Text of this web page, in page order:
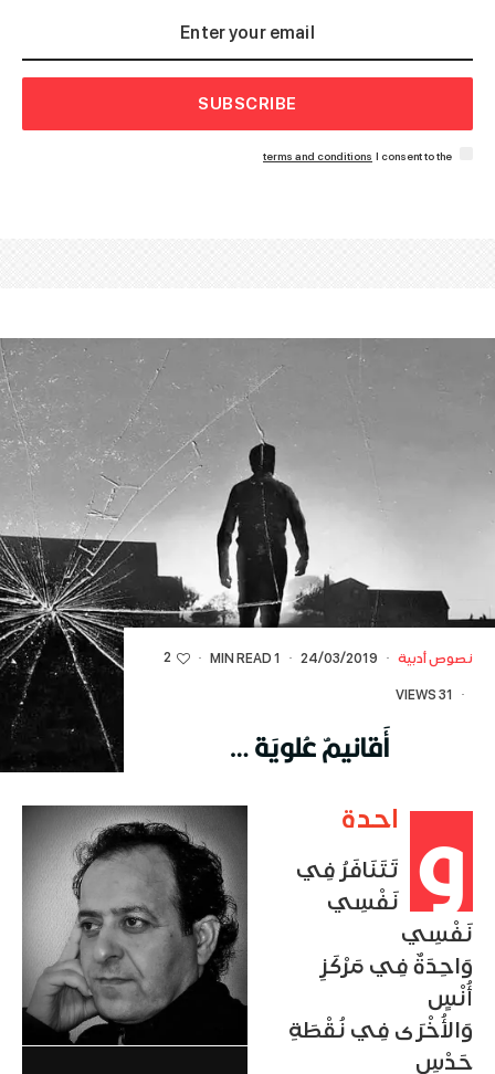
SUBSCRIBE
I consent to the
terms and conditions
نصوص أدبية ·
24/03/2019
·
1 MIN READ
·
2
·
31 VIEWS
أَقانيمٌ عُلويَة …
و احدة
تَتَنَافَرُ فِي
نَفْسِي
نَفْسِي
وَاحِدَةٌ فِي مَرْكَزِ
أُنْسٍ
وَالأُخْرَى فِي نُقْطَةِ
حَدْسِ